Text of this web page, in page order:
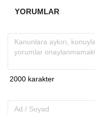
YORUMLAR